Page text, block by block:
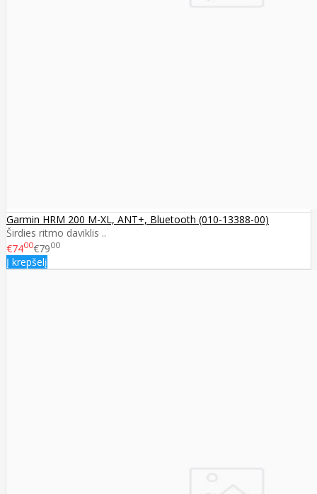
Garmin HRM 200 M-XL, ANT+, Bluetooth (010-13388-00)
Širdies ritmo daviklis ..
€7400€7900
Į krepšelį